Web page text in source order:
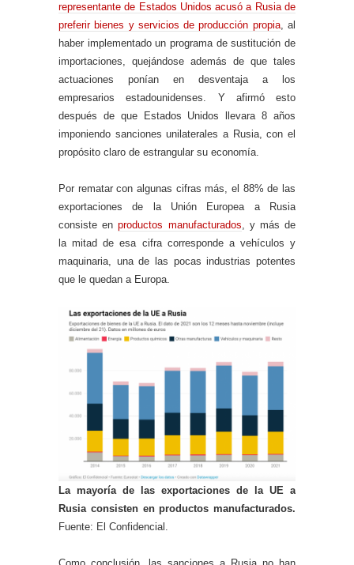
representante de Estados Unidos acusó a Rusia de
preferir bienes y servicios de producción propia, al
haber implementado un programa de sustitución de
importaciones, quejándose además de que tales
actuaciones ponían en desventaja a los
empresarios estadounidenses. Y afirmó esto
después de que Estados Unidos llevara 8 años
imponiendo sanciones unilaterales a Rusia, con el
propósito claro de estrangular su economía.
Por rematar con algunas cifras más, el 88% de las
exportaciones de la Unión Europea a Rusia
consiste enproductos manufacturados, y más de
la mitad de esa cifra corresponde a vehículos y
maquinaria, una de las pocas industrias potentes
que le quedan a Europa.
La mayoría de las exportaciones de la UE a
Rusia consisten en productos manufacturados.
Fuente: El Confidencial.